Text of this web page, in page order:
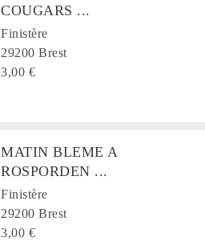
COUGARS ...
Finistère
29200 Brest
3,00 €
MATIN BLEME A
ROSPORDEN ...
Finistère
29200 Brest
3,00 €